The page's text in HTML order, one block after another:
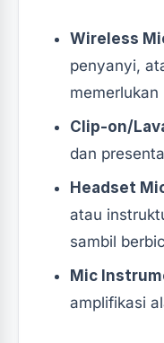
Wireless
penyanyi,
memerlukan
Clip-on/
dan
Headset
atau
sambil
Mic
amplifikasi